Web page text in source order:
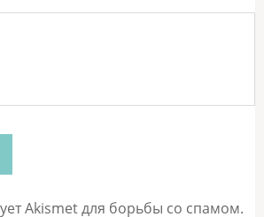
Akismet для борьбы со спамом.